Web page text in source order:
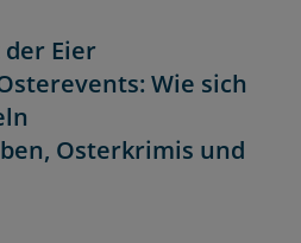
Eier
Wie sich
Osterkrimis und